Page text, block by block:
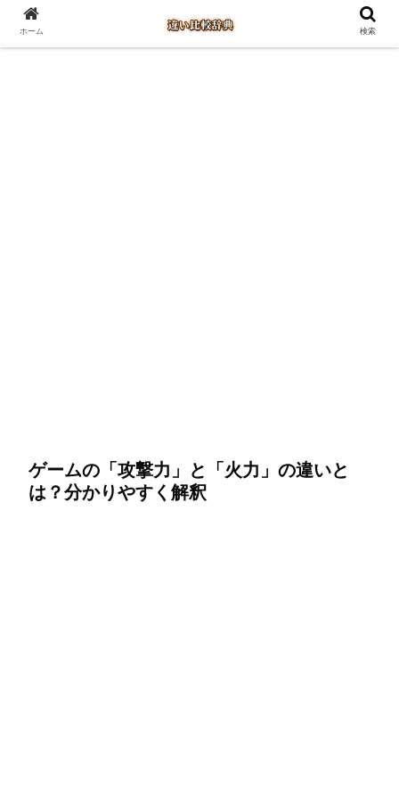
ゲームの「攻撃力」と「火力」の違いと
は？分かりやすく解釈
ホーム 検索